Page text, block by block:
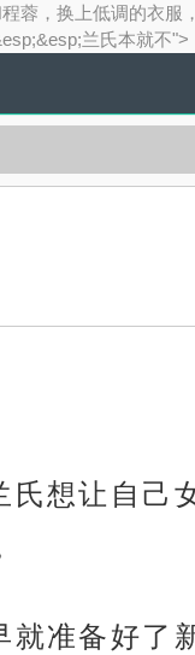
蓉，换上低调的衣服
兰氏本就不">
想让自己
准备好了